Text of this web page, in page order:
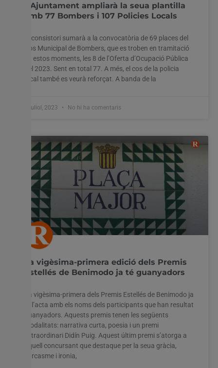
L’Ajuntament ampliarà la seua plantilla
amb 77 Bombers i 107 Policies Locals
El consistori sumarà a la convocatòria de 69 places del
Cos Municipal de Bombers, que es troben en tramitació
en estos moments, les 8 de l’Oferta d’Ocupació Pública
del 2023. Sent en total 77. A més, el cos de la policia
local també es veurà reforçat. A banda de la
6 juliol, 2023 No hi ha comentaris
La vigèsima-primera edició dels Premis
Estellés de Benimodo ja té guanyadors
La vigèsima-primera dels Premis Estellés de Benimodo ja
té l’acta amb els noms dels participants que han resultat
guanyadors. Aquests premis tenen les següents
modalitats: narrativa curta, poesia i un premi
extraordinari Didín Puig. Aquest últim premi s’atorga a
aquell concursant que destaque per la seua gràcia,
sarcasme i ironia,